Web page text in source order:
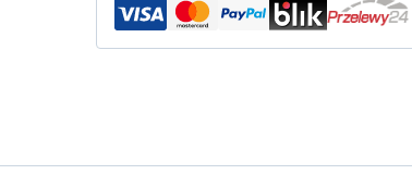
zabawka
Le